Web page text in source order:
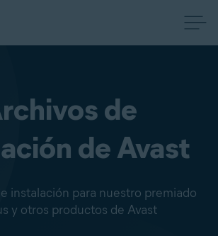
de
de Avast
instalación para nuestro premiado
y otros productos de Avast